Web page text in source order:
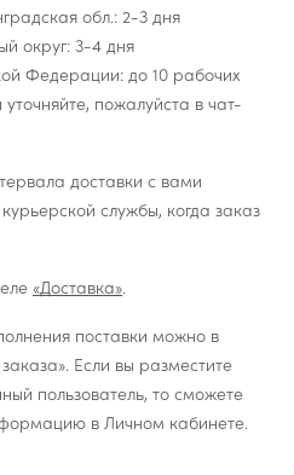
обл.: 2-3 дня
округ: 3-4 дня
Федерации: до 10 рабочих
пожалуйста в чат-
доставки с вами
службы, когда заказ
«Доставка».
поставки можно в
Если вы разместите
пользователь, то сможете
в Личном кабинете.